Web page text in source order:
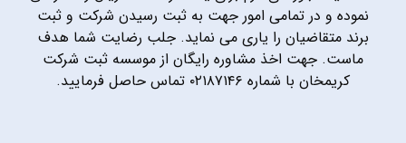
نموده و در تمامی امور جهت به ثبت رسیدن شرکت و ثبت
برند متقاضیان را یاری می نماید. جلب رضایت شما هدف
ماست. جهت اخذ مشاوره رایگان از موسسه ثبت شرکت
کریمخان با شماره ۰۲۱۸۷۱۴۶ تماس حاصل فرمایید.